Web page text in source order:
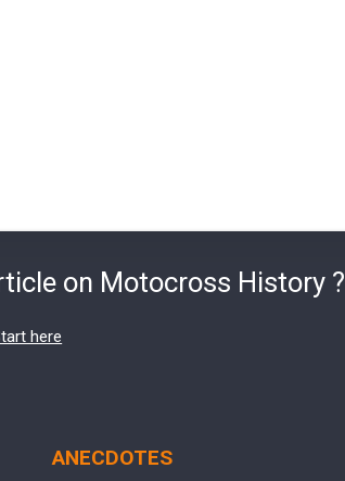
on Motocross History ?
here
ANECDOTES